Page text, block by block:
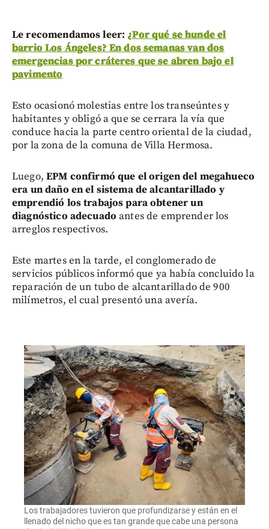
Le recomendamos leer: ¿Por qué se hunde el
barrio Los Ángeles? En dos semanas van dos
emergencias por cráteres que se abren bajo el
pavimento
Esto ocasionó molestias entre los transeúntes y
habitantes y obligó a que se cerrara la vía que
conduce hacia la parte centro oriental de la ciudad,
por la zona de la comuna de Villa Hermosa.
Luego,EPM confirmó que el origen del megahueco
era un daño en el sistema de alcantarillado y
emprendió los trabajos para obtener un
diagnóstico adecuado antes de emprender los
arreglos respectivos.
Este martes en la tarde, el conglomerado de
servicios públicos informó que ya había concluido la
reparación de un tubo de alcantarillado de 900
milímetros, el cual presentó una avería.
Los trabajadores tuvieron que profundizarse y están en el
llenado del nicho que es tan grande que cabe una persona